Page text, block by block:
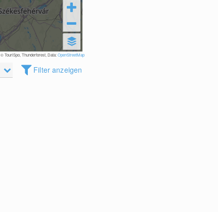
© TouriSpo, Thunderforest, Data:OpenStreetMap
Filter anzeigen